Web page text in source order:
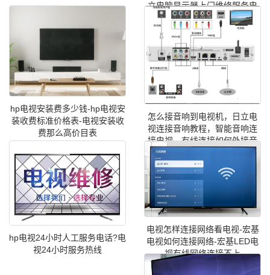
立电脑显示器上门维修服务电
话号码
hp电视安装费多少钱-hp电视安
装收费标准价格表-电视安装收
费那么高价目表
怎么接音响到电视机，日立电
视连接音响教程，智能音响连
接电视，有线连接如何外接音
hp电视24小时人工服务电话?电
视24小时服务热线
电视怎样连接网络看电视-宏基
电视如何连接网络-宏基LED电
视有线网络连接不上